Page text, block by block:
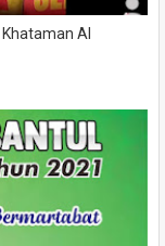
Al